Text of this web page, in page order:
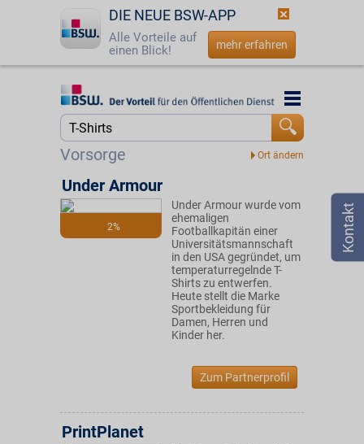
DIE NEUE BSW-APP
Alle Vorteile auf
einen Blick!
mehr erfahren
Startseite
Login
☎ 0800 - 279 25 82
Vorsorge
Startseite
2%
Under Armour
Under Armour wurde vom
ehemaligen
Footballkapitän einer
Universitätsmannschaft
in den USA gegründet, um
temperaturregelnde T-
Shirts zu entwerfen.
Heute stellt die Marke
Sportbekleidung für
Damen, Herren und
Kinder her.
Zum Partnerprofil
PrintPlanet